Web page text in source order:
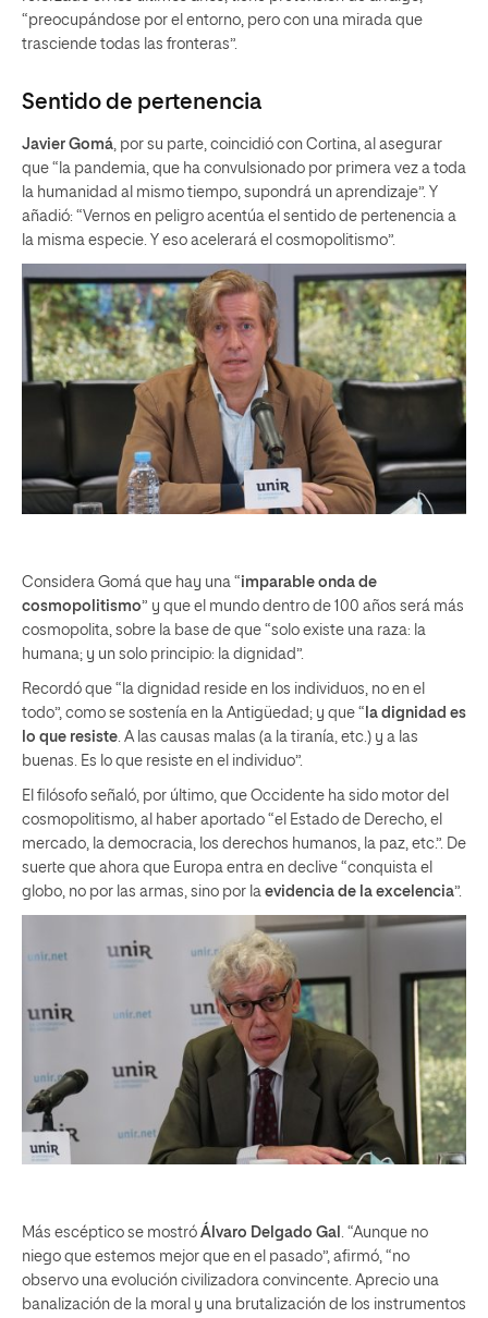
“preocupándose por el entorno, pero con una mirada que
trasciende todas las fronteras”.
Sentido de pertenencia
Javier Gomá, por su parte, coincidió con Cortina, al asegurar
que “la pandemia, que ha convulsionado por primera vez a toda
la humanidad al mismo tiempo, supondrá un aprendizaje”. Y
añadió: “Vernos en peligro acentúa el sentido de pertenencia a
la misma especie. Y eso acelerará el cosmopolitismo”.
Considera Gomá que hay una “imparable onda de
cosmopolitismo” y que el mundo dentro de 100 años será más
cosmopolita, sobre la base de que “solo existe una raza: la
humana; y un solo principio: la dignidad”.
Recordó que “la dignidad reside en los individuos, no en el
todo”, como se sostenía en la Antigüedad; y que “ la dignidad es
lo que resiste . A las causas malas (a la tiranía, etc.) y a las
buenas. Es lo que resiste en el individuo”.
El filósofo señaló, por último, que Occidente ha sido motor del
cosmopolitismo, al haber aportado “el Estado de Derecho, el
mercado, la democracia, los derechos humanos, la paz, etc.”. De
suerte que ahora que Europa entra en declive “conquista el
globo, no por las armas, sino por la evidencia de la excelencia”.
Más escéptico se mostró Álvaro Delgado Gal . “Aunque no
niego que estemos mejor que en el pasado”, afirmó, “no
observo una evolución civilizadora convincente. Aprecio una
banalización de la moral y una brutalización de los instrumentos